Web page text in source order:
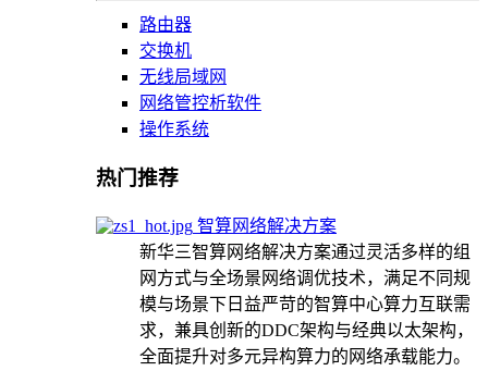
路由器
交换机
无线局域网
网络管控析软件
操作系统
热门推荐
智算网络解决方案
新华三智算网络解决方案通过灵活多样的组
网方式与全场景网络调优技术，满足不同规
模与场景下日益严苛的智算中心算力互联需
求，兼具创新的DDC架构与经典以太架构，
全面提升对多元异构算力的网络承载能力。